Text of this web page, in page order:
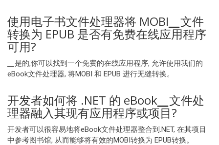
使用电子书文件处理器将 MOBI▁文件
转换为 EPUB 是否有免费在线应用程序
可用?
▁是的,你可以找到一个免费的在线应用程序, 允许使用我们的
eBook文件处理器, 将MOBI 和 EPUB 进行无缝转换。
开发者如何将 .NET 的 eBook▁文件处
理器融入其现有应用程序或项目?
开发者可以很容易地将eBook文件处理器整合到.NET, 在其项目
中参考图书馆, 从而能够将有效的MOBI转换为 EPUB转换。